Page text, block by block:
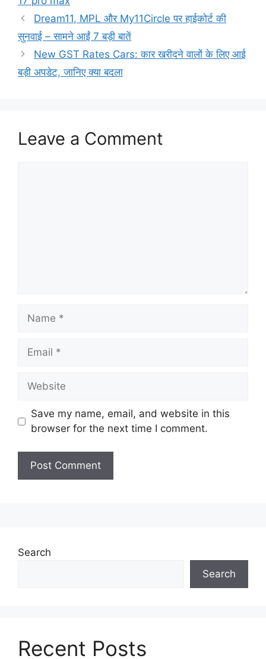
Dream11, MPL और My11Circle पर हाईकोर्ट की
सुनवाई – सामने आईं 7 बड़ी बातें
New GST Rates Cars: कार खरीदने वालों के लिए आई
बड़ी अपडेट, जानिए क्या बदला
Leave a Comment
Name
Email
Website
Save my name, email, and website in this
browser for the next time I comment.
Search
Search
Recent Posts